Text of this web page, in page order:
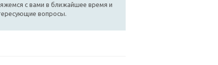
с вами в ближайшее время и
вопросы.